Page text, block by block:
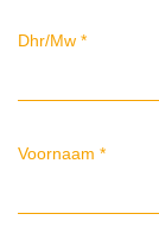
Dhr/Mw *
Voornaam *